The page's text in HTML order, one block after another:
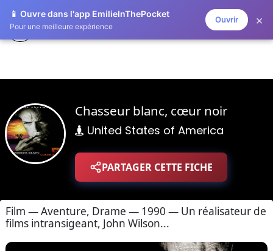
📱 Ouvre dans l'app EmilieInThePocket
Pour une meilleure expérience
Ouvrir ×
ZAPLISTOO
Chasseur blanc, cœur noir
United States of America
PARTAGER CETTE FICHE
Film — Aventure, Drame — 1990 — Un réalisateur de
films intransigeant, John Wilson...